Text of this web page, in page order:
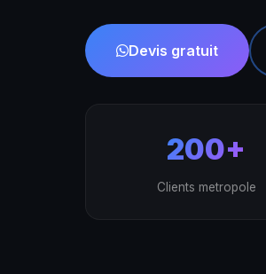
Devis gratuit
200+
Clients metropole